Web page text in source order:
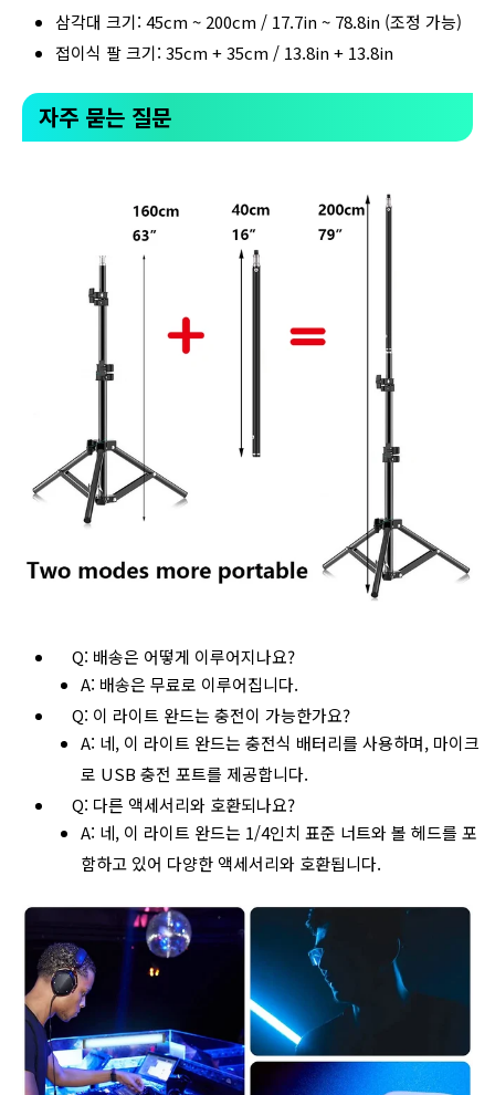
삼각대 크기: 45cm ~ 200cm / 17.7in ~ 78.8in (조정 가능)
접이식 팔 크기: 35cm + 35cm / 13.8in + 13.8in
자주 묻는 질문
Q: 배송은 어떻게 이루어지나요?
A: 배송은 무료로 이루어집니다.
Q: 이 라이트 완드는 충전이 가능한가요?
A: 네, 이 라이트 완드는 충전식 배터리를 사용하며, 마이크
로 USB 충전 포트를 제공합니다.
Q: 다른 액세서리와 호환되나요?
A: 네, 이 라이트 완드는 1/4인치 표준 너트와 볼 헤드를 포
함하고 있어 다양한 액세서리와 호환됩니다.